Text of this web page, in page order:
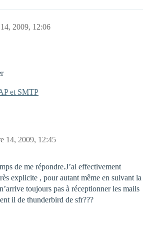
2009, 12:06
et SMTP
14, 2009, 12:45
de me répondre.J’ai effectivement
explicite , pour autant même en suivant la
toujours pas à réceptionner les mails
il de thunderbird de sfr???